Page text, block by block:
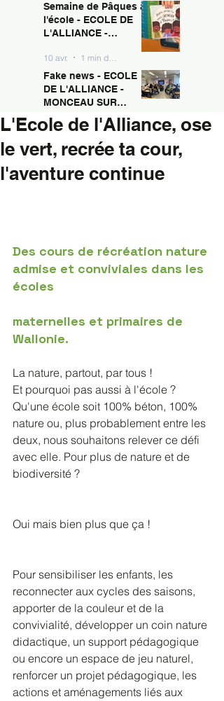
MONCEAU SUR
SAMBRE
10 avr. 1 min de lecture
Semaine de Pâques à
l'école - ECOLE DE
L'ALLIANCE -
SAMBRE
10 avr.
Fake news - ECOLE
DE L'ALLIANCE -
MONCEAU SUR
SAMBRE
10 avr. 1 min de lecture
L'Ecole de l'Alliance, ose
le vert, recrée ta cour,
l'aventure continue
Des cours de récréation nature
admise et conviviales dans les
écoles
maternelles et primaires de
Wallonie.
La nature, partout, par tous !
Et pourquoi pas aussi à l'école ?
Qu'une école soit 100% béton, 100%
nature ou, plus probablement entre les
deux, nous souhaitons relever ce défi
avec elle. Pour plus de nature et de
biodiversité ?
Oui mais bien plus que ça !
Pour sensibiliser les enfants, les
reconnecter aux cycles des saisons,
apporter de la couleur et de la
convivialité, développer un coin nature
didactique, un support pédagogique
ou encore un espace de jeu naturel,
renforcer un projet pédagogique, les
actions et aménagements liés aux